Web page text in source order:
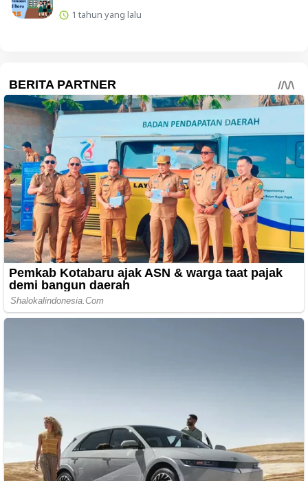
1 tahun yang lalu